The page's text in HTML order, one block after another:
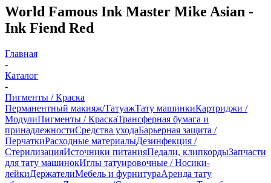
World Famous Ink Master Mike Asian -
Ink Fiend Red
Главная
-
Каталог
-
Пигменты / Краска
Перманентный макияж/ТатуажТату машинкиКартриджи /
МодулиПигменты / КраскаТрансферная бумага и
принадлежностиСредства уходаБарьерная защита /
ПерчаткиРасходные материалыДезинфекция /
СтерилизацияИсточники питанияПедали, клипкордыЗапчасти
для тату машинокИглы татуировочные / Носики-
лейкиДержателиМебель и фурнитураАренда тату